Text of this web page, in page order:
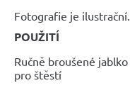
Fotografie je
POUŽITÍ
Ručně broušené
pro štěstí